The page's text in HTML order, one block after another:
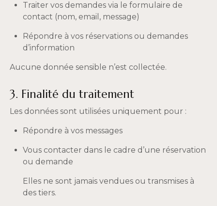
Traiter vos demandes via le formulaire de
contact (nom, email, message)
Répondre à vos réservations ou demandes
d’information
Aucune donnée sensible n’est collectée.
3. Finalité du traitement
Les données sont utilisées uniquement pour :
Répondre à vos messages
Vous contacter dans le cadre d’une réservation
ou demande
Elles ne sont jamais vendues ou transmises à
des tiers.